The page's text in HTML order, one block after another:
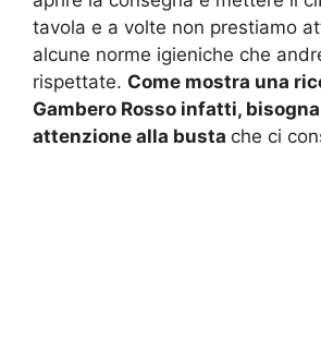
tavola e a volte non prestiamo
alcune norme igieniche che
rispettate. Come mostra una
Gambero Rosso infatti,
attenzione alla busta che ci